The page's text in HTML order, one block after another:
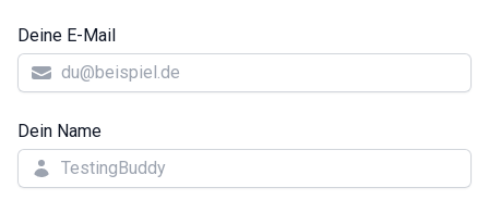
Deine E-Mail
Dein Name